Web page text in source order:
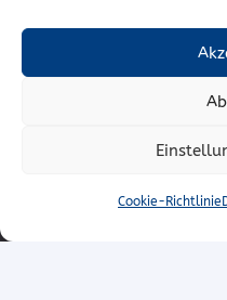
Cookie-Richtlinie